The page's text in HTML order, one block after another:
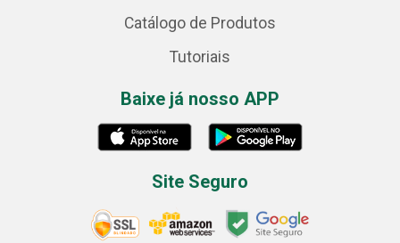
Catálogo de Produtos
Tutoriais
Baixe já nosso APP
Site Seguro